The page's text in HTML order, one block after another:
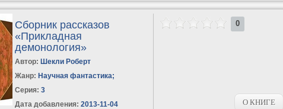
Сборник рассказов
«Прикладная
демонология»
Автор: Шекли Роберт
Жанр: Научная фантастика;
Серия:3
Дата добавления: 2013-11-04
0
О КНИГЕ